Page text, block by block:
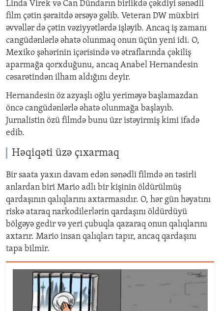
Linda Virek və Can Dündarın birlikdə çəkdiyi sənədli
film çətin şəraitdə ərsəyə gəlib. Veteran DW müxbiri
əvvəllər də çətin vəziyyətlərdə işləyib. Ancaq iş zamanı
cangüdənlərlə əhatə olunmaq onun üçün yeni idi. O,
Mexiko şəhərinin içərisində və ətraflarında çəkiliş
aparmağa qorxduğunu, ancaq Anabel Hernandesin
cəsarətindən ilham aldığını deyir.
Hernandesin öz azyaşlı oğlu yeriməyə başlamazdan
öncə cangüdənlərlə əhatə olunmağa başlayıb.
Jurnalistin özü filmdə bunu üzr istəyirmiş kimi ifadə
edib.
Həqiqəti üzə çıxarmaq
Bir saata yaxın davam edən sənədli filmdə ən təsirli
anlardan biri Mario adlı bir kişinin öldürülmüş
qardaşının qalıqlarını axtarmasıdır. O, hər gün həyatını
riskə ataraq narkodilerlərin qardaşını öldürdüyü
bölgəyə gedir və yeri çubuqla qazaraq onun qalıqlarını
axtarır. Mario insan qalıqları tapır, ancaq qardaşını
tapa bilmir.